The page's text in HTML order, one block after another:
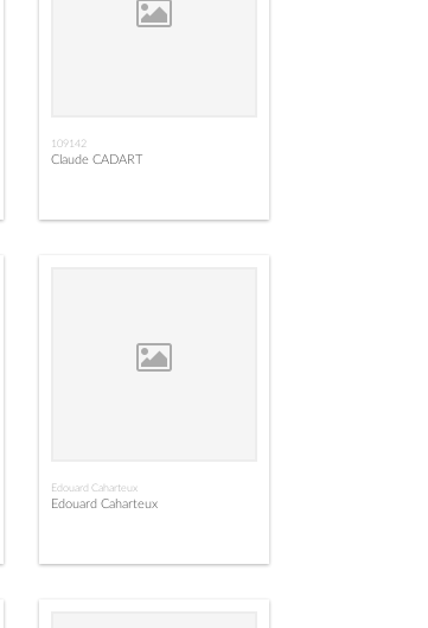
109142
Claude CADART
Edouard Caharteux
Edouard Caharteux